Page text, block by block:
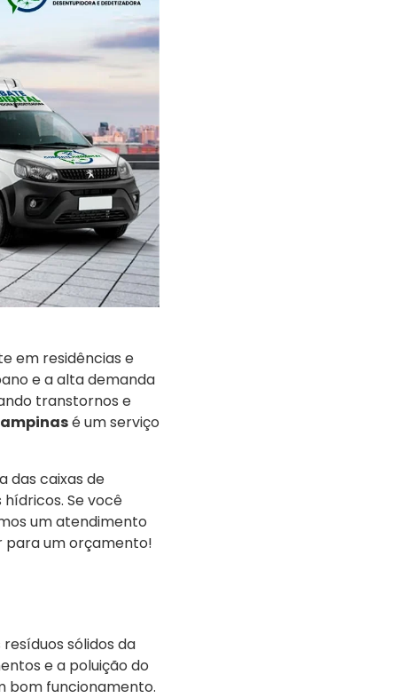
em residências e
e a alta demanda
transtornos e
é um serviço
das caixas de
Se você
um atendimento
para um orçamento!
sólidos da
e a poluição do
bom funcionamento.